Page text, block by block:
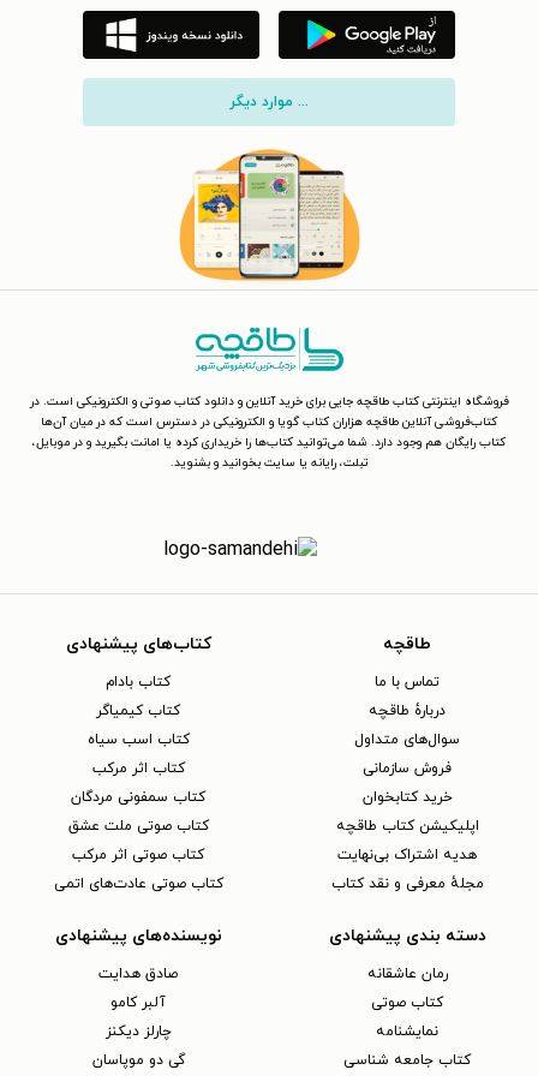
... موارد دیگر
فروشگاه اینترنتی کتاب طاقچه جایی برای خرید آنلاین و دانلود کتاب صوتی و الکترونیکی است. در
کتاب‌فروشی آنلاین طاقچه هزاران کتاب گویا و الکترونیکی در دسترس است که در میان آن‌ها
کتاب رایگان هم وجود دارد. شما می‌توانید کتاب‌ها را خریداری کرده یا امانت بگیرید و در موبایل،
تبلت، رایانه یا سایت بخوانید و بشنوید.
طاقچه
تماس با ما
دربارهٔ طاقچه
سوال‌های متداول
فروش سازمانی
خرید کتابخوان
اپلیکیشن کتاب طاقچه
هدیه اشتراک بی‌نهایت
مجلهٔ معرفی و نقد کتاب
کتاب‌های پیشنهادی
کتاب بادام
کتاب کیمیاگر
کتاب اسب سیاه
کتاب اثر مرکب
کتاب سمفونی مردگان
کتاب صوتی ملت عشق
کتاب صوتی اثر مرکب
کتاب صوتی عادت‌های اتمی
دسته بندی پیشنهادی
رمان عاشقانه
کتاب‌ صوتی
نمایشنامه
کتاب جامعه شناسی
نویسنده‌های پیشنهادی
صادق هدایت
آلبر کامو
چارلز دیکنز
گی دو موپاسان